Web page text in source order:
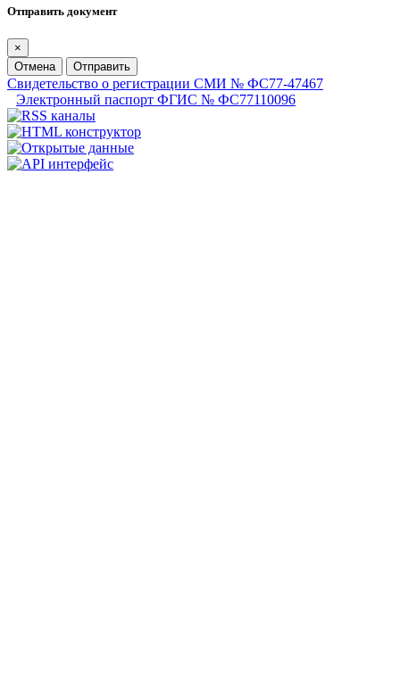
Отправить документ
×
Отмена
Отправить
Свидетельство о регистрации СМИ № ФС77-47467
Электронный паспорт ФГИС № ФС77110096